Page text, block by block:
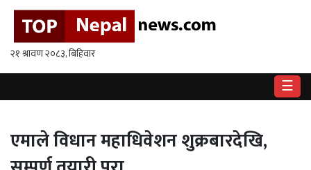
☰
गृहपृष्ठ
राजनीति
अर्थ
खेलकुद
एमाले विधान महाधिवेशन शुक्रबारदेखि,